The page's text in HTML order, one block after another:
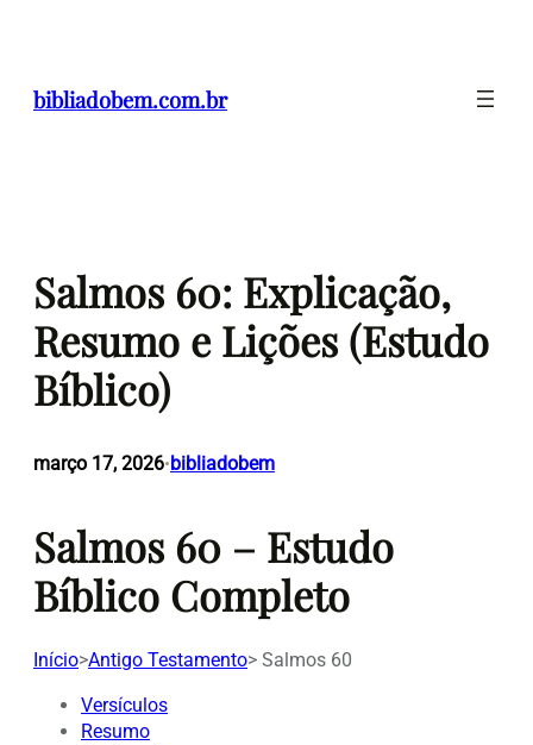
conteúdo
bibliadobem.com.br
Salmos 60: Explicação,
Resumo e Lições (Estudo
Bíblico)
março 17, 2026•bibliadobem
Salmos 60 – Estudo
Bíblico Completo
Início>Antigo Testamento> Salmos 60
Versículos
Resumo